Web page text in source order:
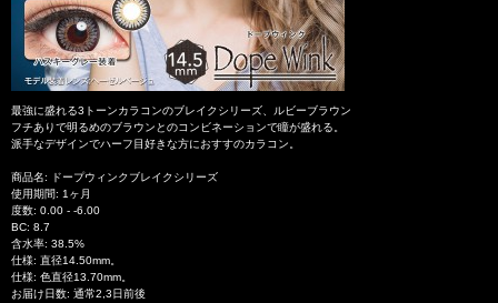
最強に盛れる3トーンカラコンのブレイクシリーズ、ルビーブラウン
フチありで明るめのブラウンとのコンビネーションで瞳が盛れる。
派手なデザインでハーフ目好きな方におすすのカラコン。
商品名: ドープウィンクブレイクシリーズ
使用期間: 1ヶ月
度数: 0.00 - -6.00
BC: 8.7
含水率: 38.5%
仕様: 直径14.50mm。
仕様: 色直径13.70mm。
お届け日数: 通常2,3日前後